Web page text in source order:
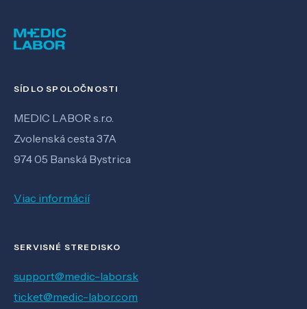
SÍDLO SPOLOČNOSTI
MEDIC LABOR s.r.o.
Zvolenská cesta 37A
974 05 Banská Bystrica
Viac informácií
SERVISNÉ STREDISKO
support@medic-labor.sk
ticket@medic-labor.com